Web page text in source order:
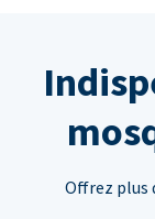
Offrez plus